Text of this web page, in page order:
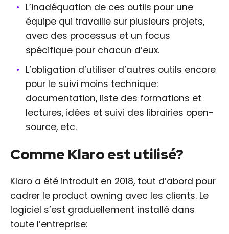
L’inadéquation de ces outils pour une
équipe qui travaille sur plusieurs projets,
avec des processus et un focus
spécifique pour chacun d’eux.
L’obligation d’utiliser d’autres outils encore
pour le suivi moins technique:
documentation, liste des formations et
lectures, idées et suivi des librairies open-
source, etc.
Comme Klaro est utilisé?
Klaro a été introduit en 2018, tout d’abord pour
cadrer le product owning avec les clients. Le
logiciel s’est graduellement installé dans
toute l’entreprise: